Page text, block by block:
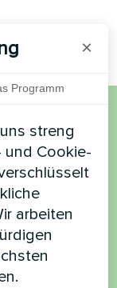
oder
Ihnen
×
Programm
streng
und Cookie-
arbeiten